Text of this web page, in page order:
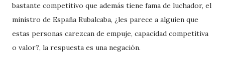
bastante competitivo que además tiene fama de luchador, el
ministro de España Rubalcaba, ¿les parece a alguien que
estas personas carezcan de empuje, capacidad competitiva
o valor?, la respuesta es una negación.